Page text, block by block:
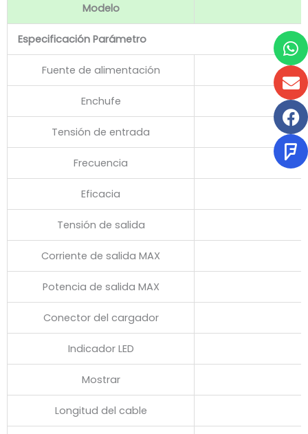
Modelo
Especificación Parámetro
Fuente de alimentación
Enchufe
Tensión de entrada
Frecuencia
Eficacia
Tensión de salida
Corriente de salida MAX
Potencia de salida MAX
Conector del cargador
Indicador LED
Mostrar
Longitud del cable